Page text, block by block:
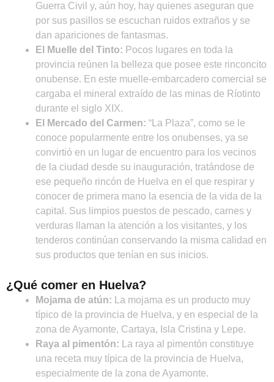
Guerra Civil y, aún hoy, hay quienes aseguran que
por sus pasillos se escuchan ruidos extraños y se
dan apariciones de fantasmas.
El Muelle del Tinto: Pocos lugares en toda la
provincia reúnen la belleza que posee este rinconcito
onubense. En este muelle-embarcadero comercial se
cargaba el mineral extraído de las minas de Ríotinto
durante el siglo XIX.
El Mercado del Carmen: “La Plaza”, como se le
conoce popularmente entre los onubenses, ya se
convirtió en un lugar de encuentro para los vecinos
de la ciudad desde su inauguración, tratándose de
ese pequeño rincón de Huelva en el que respirar y
conocer de primera mano la esencia de la vida de la
capital. Sus limpios puestos de pescado, carnes y
verduras llaman la atención a los visitantes, y los
tenderos continúan conservando la misma calidad en
sus productos que tenían en sus inicios.
¿Qué comer en Huelva?
Mojama de atún:
La mojama es un producto muy
típico de la provincia de Huelva, y en especial de la
zona de Ayamonte, Cartaya, Isla Cristina y Lepe.
Raya al pimentón: La raya al pimentón constituye
una receta muy típica de la provincia de Huelva,
especialmente de la zona de Ayamonte.